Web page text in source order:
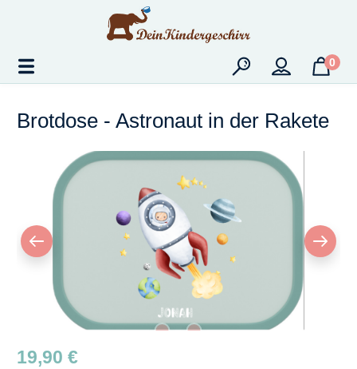
Zum Hauptinhalt springen
0
Brotdose - Astronaut in der Rakete
Bildergalerie überspringen
Regulärer Preis:
19,90 €